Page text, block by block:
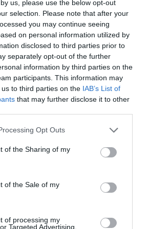
us, please use the below opt-out
selection. Please note that after your
you may continue seeing
on personal information utilized by
disclosed to third parties prior to
separately opt-out of the further
information by third parties on the
participants. This information may
to third parties on the IAB’s List of
that may further disclose it to other
Opt Outs
of the Sharing of my
of the Sale of my
of processing my
Targeted Advertising.
ataşat un dispozitiv mecanic
Dacă obozul ar fi
ar fi fost spulberat, spun
Universitatea „Al. I. Cuza”.
ar fi avut într-o geantă un
benzină, iar în altă geantă ar fi
nimic grav
că “nu s-a întâmplat nimic
că nu s-a întâmplat nimic foarte
probabil că sunt greu de